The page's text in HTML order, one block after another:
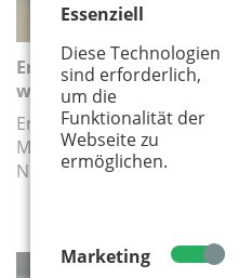
Essenziell
Diese Technologien
sind erforderlich,
um die
Funktionalität der
Webseite zu
ermöglichen.
Marketing
Erste Hilfe am Kind –
wissen müssen
Erste Hilfe am Kind kann
Maßnahmen Eltern
Notruf nötig ist.